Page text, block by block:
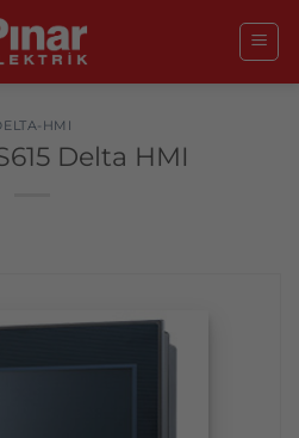
HMI
Delta HMI